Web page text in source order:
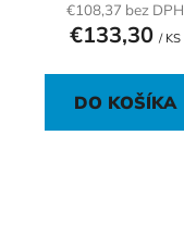
€108,37 bez DPH
€133,30 / KS
DO KOŠÍKA